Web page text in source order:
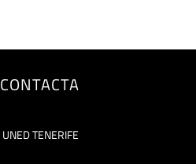
CONTACTA
UNED TENERIFE